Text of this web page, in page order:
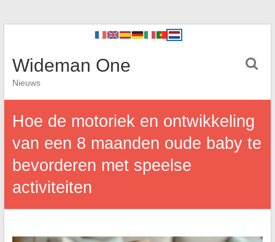
Wideman One
Nieuws
Hoe de motoriek en ontwikkeling
van een 8 maanden oude baby te
bevorderen met speelse
activiteiten